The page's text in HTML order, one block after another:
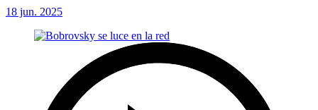
18 jun. 2025